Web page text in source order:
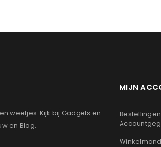
weetjes. Kijk bij Gadgets en
en Blog.
MIJN